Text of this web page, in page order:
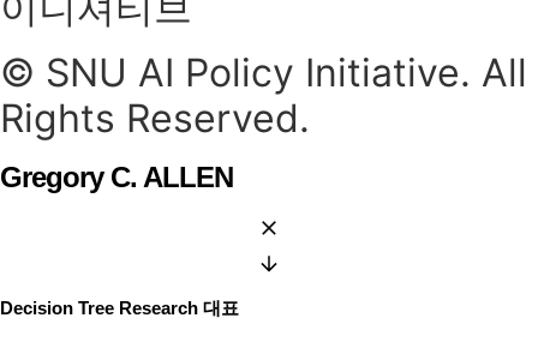
© SNU AI Policy Initiative. All
Rights Reserved.
Gregory C. ALLEN
Decision Tree Research 대표